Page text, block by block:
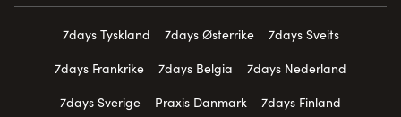
7days Tyskland 7days Østerrike
7days Sveits
7days Frankrike
7days Belgia
7days Nederland
7days Sverige
Praxis Danmark 7days Finland